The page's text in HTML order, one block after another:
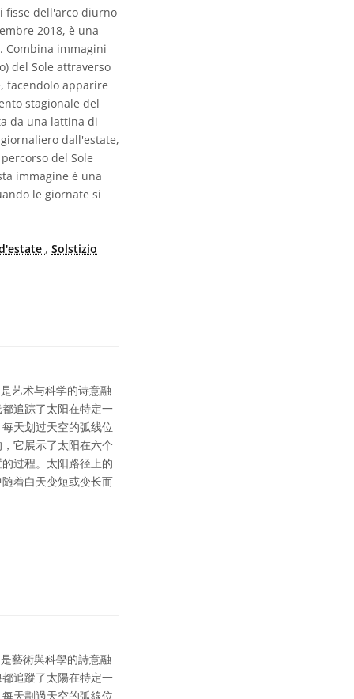
fisse dell'arco diurno
2018, è una
Combina immagini
del Sole attraverso
facendolo apparire
stagionale del
da una lattina di
dall'estate,
del Sole
immagine è una
le giornate si
, Solstizio
艺术与科学的诗意融
追踪了太阳在特定一
天划过天空的弧线位
它展示了太阳在六个
过程。太阳路径上的
着白天变短或变长而
藝術與科學的詩意融
追蹤了太陽在特定一
天劃過天空的弧線位